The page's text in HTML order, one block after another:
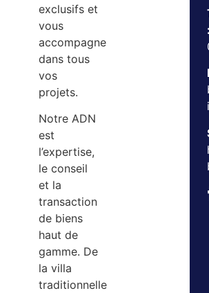
exclusifs et
vous
accompagne
dans tous
vos
projets.
Notre ADN
est
l’expertise,
le conseil
et la
transaction
de biens
haut de
gamme. De
la villa
traditionnelle
: